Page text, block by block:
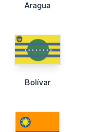
Aragua
Bolívar